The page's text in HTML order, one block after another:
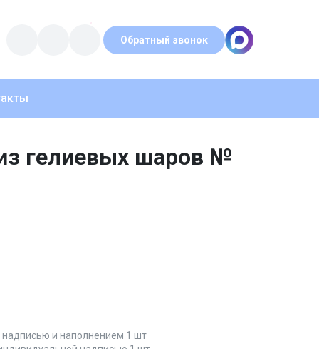
Обратный звонок
гелиевых шаров №
надписью 1 шт